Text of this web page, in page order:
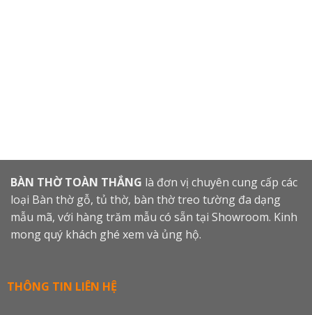
BÀN THỜ TOÀN THẮNG là đơn vị chuyên cung cấp các
loại Bàn thờ gỗ, tủ thờ, bàn thờ treo tường đa dạng
mẫu mã, với hàng trăm mẫu có sẵn tại Showroom. Kinh
mong quý khách ghé xem và ủng hộ.
THÔNG TIN LIÊN HỆ